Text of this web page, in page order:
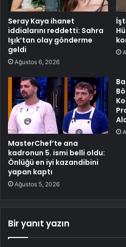
Seray Kaya ihanet
iddialarını reddetti: Sahra
Işık’tan olay gönderme
geldi
Ağustos 6, 2026
MasterChef’te ana
kadronun 5. ismi belli oldu:
Önlüğü en iyi kazandibini
yapan kaptı
Ağustos 5, 2026
Bir yanıt yazın